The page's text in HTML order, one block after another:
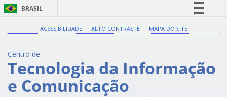
BRASIL
Acesso à informação
ACESSIBILIDADE ALTO CONTRASTE MAPA DO SITE
Centro de
Tecnologia da Informação
e Comunicação